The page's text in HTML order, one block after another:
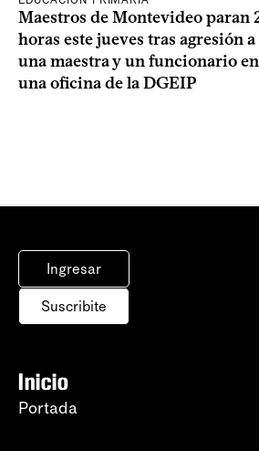
Maestros de Montevideo paran
horas este jueves tras agresión a
una maestra y un funcionario en
una oficina de la DGEIP
Ingresar
Suscribite
Inicio
Portada